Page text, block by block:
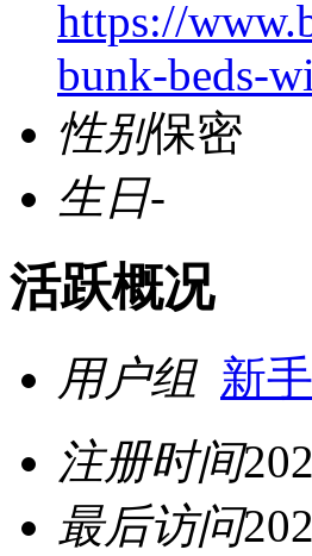
https://
bunk-beds-
性别保密
生日-
活跃概况
用户组 新
注册时间
最后访问